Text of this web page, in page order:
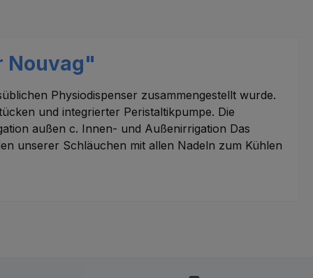
Nouvag"
Physiodispenser zusammengestellt wurde.
und integrierter Peristaltikpumpe. Die
außen c. Innen- und Außenirrigation Das
unserer Schläuchen mit allen Nadeln zum Kühlen